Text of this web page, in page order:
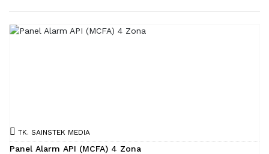
TK. SAINSTEK MEDIA
Panel Alarm API (MCFA) 4 Zona